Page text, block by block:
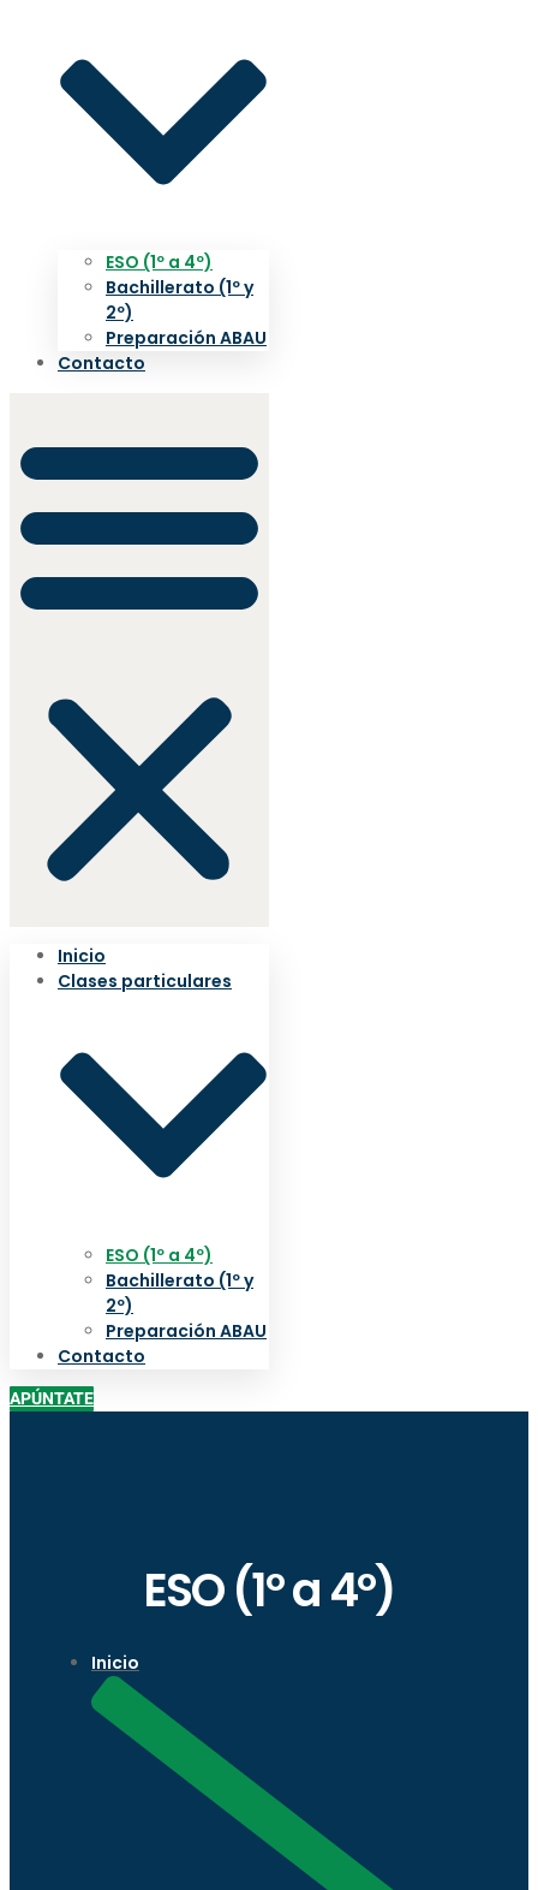
ESO (1º a 4º)
Bachillerato (1º y
2º)
Preparación ABAU
Contacto
Inicio
Clases particulares
ESO (1º a 4º)
Bachillerato (1º y
2º)
Preparación ABAU
Contacto
APÚNTATE
ESO (1º a 4º)
Inicio